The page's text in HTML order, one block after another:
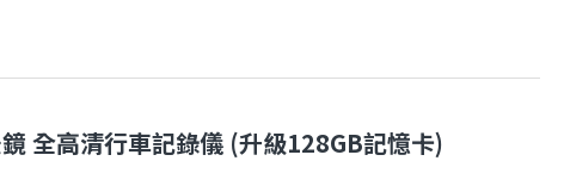
全高清行車記錄儀 (升級128GB記憶卡)